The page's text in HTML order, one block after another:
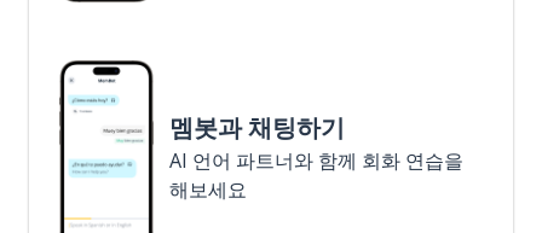
멤봇과 채팅하기
AI 언어 파트너와 함께 회화 연습을
해보세요